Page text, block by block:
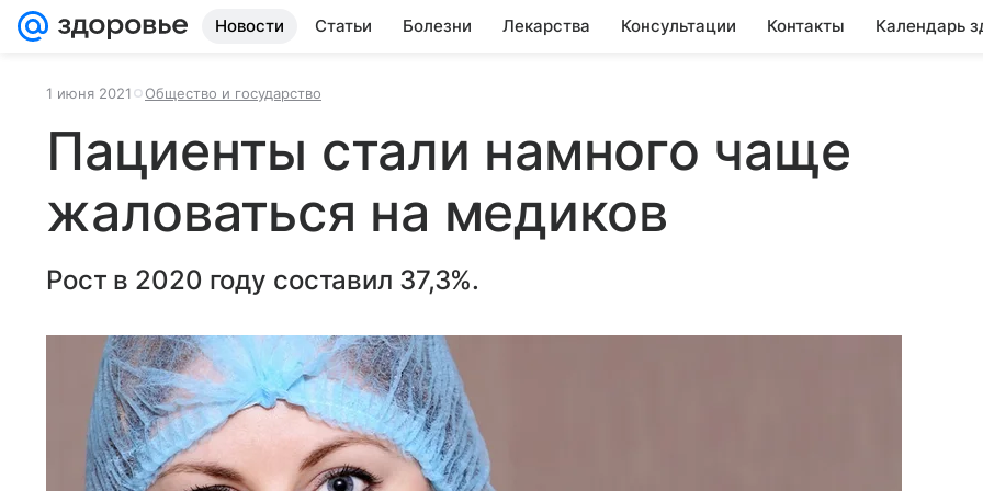
Новости Статьи Болезни Лекарства Консультации Контакты Календарь
1 июня 2021 Общество и государство
Пациенты стали намного чаще
жаловаться на медиков
Рост в 2020 году составил 37,3%.